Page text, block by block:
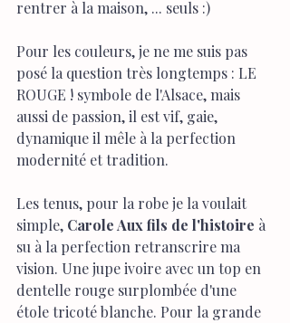
rentrer à la maison, ... seuls :)
Pour les couleurs, je ne me suis pas
posé la question très longtemps : LE
ROUGE ! symbole de l'Alsace, mais
aussi de passion, il est vif, gaie,
dynamique il mêle à la perfection
modernité et tradition.
Les tenus, pour la robe je la voulait
simple, Carole Aux fils de l'histoire à
su à la perfection retranscrire ma
vision. Une jupe ivoire avec un top en
dentelle rouge surplombée d'une
étole tricoté blanche. Pour la grande